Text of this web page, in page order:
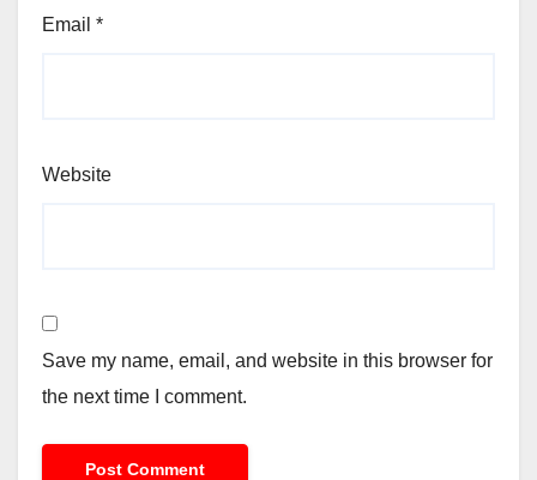
Email *
Website
Save my name, email, and website in this browser for
the next time I comment.